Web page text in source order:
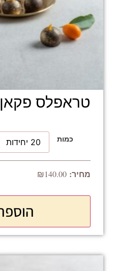
טראפלס פקאן
כמות
₪140.00